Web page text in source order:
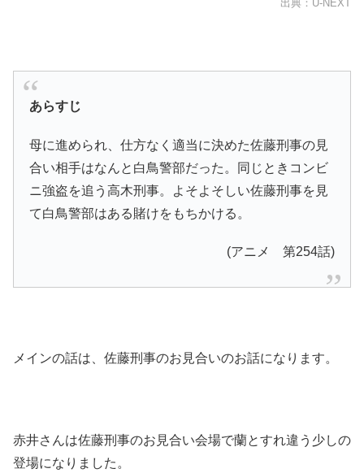
出典：U-NEXT
あらすじ
母に進められ、仕方なく適当に決めた佐藤刑事の見
合い相手はなんと白鳥警部だった。同じときコンビ
ニ強盗を追う高木刑事。よそよそしい佐藤刑事を見
て白鳥警部はある賭けをもちかける。
(アニメ 第254話)
メインの話は、佐藤刑事のお見合いのお話になります。
赤井さんは佐藤刑事のお見合い会場で蘭とすれ違う少しの
登場になりました。